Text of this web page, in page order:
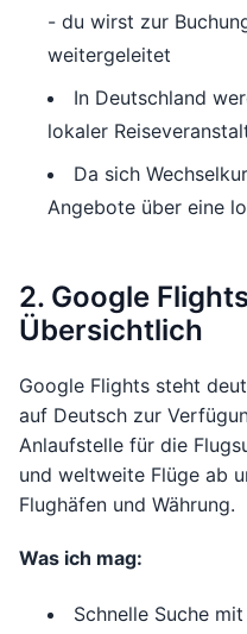
- du wirst zur
weitergeleitet
In Deutschland
lokaler
Da sich
Angebote über eine
2. Google
Übersichtlich
Google Flights steht
auf Deutsch zur
Anlaufstelle für die
und weltweite Flüge ab
Flughäfen und Währung.
Was ich mag:
Schnelle Suche